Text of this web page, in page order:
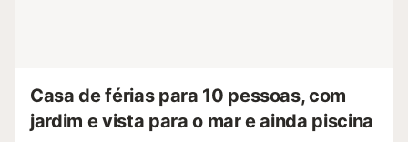
Casa de férias para 10 pessoas, com
jardim e vista para o mar e ainda piscina